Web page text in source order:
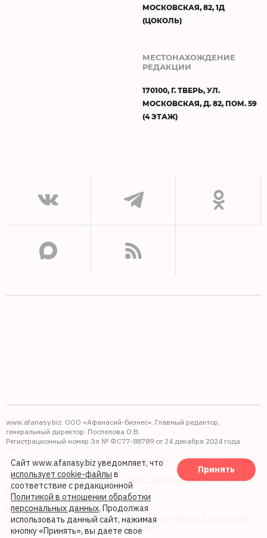
МОСКОВСКАЯ, 82, 1Д
(ЦОКОЛЬ)
МЕСТОНАХОЖДЕНИЕ
РЕДАКЦИИ
170100, Г. ТВЕРЬ, УЛ.
МОСКОВСКАЯ, Д. 82, ПОМ. 59
(4 ЭТАЖ)
www.afanasy.biz. ООО «Афанасий-бизнес». Главный редактор,
генеральный директор: Поспелова О.В.
Регистрационный номер Эл № ФС77-88789 от 24 декабря 2024 года
Выдано: Федеральная служба по надзору в сфере связи,
информационных технологий и массовых коммуникаций (Роскомнадзор).
Правопреемником АО "Афанасий-бизнес" является ООО "Афанасий-
бизнес"
Политика обработки файлов cookie
Политика в отношении обработки персональных данных и реализации
требований к защите персональных данных
Сайт www.afanasy.biz уведомляет, что
использует cookie-файлы в
соответствие с редакционной
Политикой в отношении обработки
персональных данных. Продолжая
использовать данный сайт, нажимая
кнопку «Принять», вы даете свое
Принять